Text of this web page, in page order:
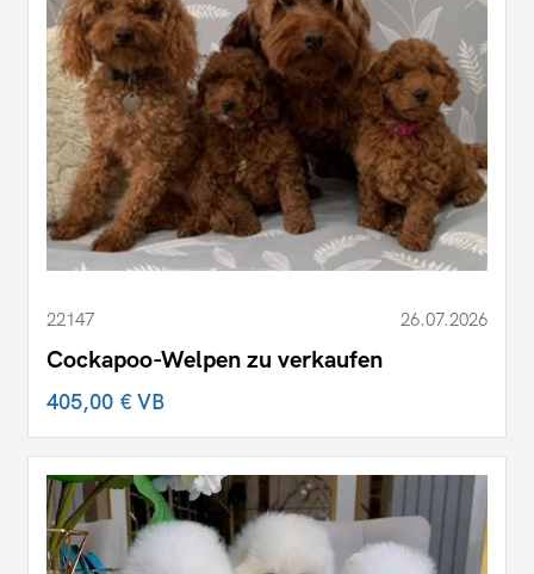
22147 26.07.2026
Cockapoo-Welpen zu verkaufen
405,00 €VB